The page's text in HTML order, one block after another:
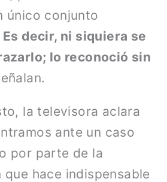
único conjunto
Es decir, ni siquiera se
lo reconoció sin
la televisora aclara
ante un caso
por parte de la
hace indispensable